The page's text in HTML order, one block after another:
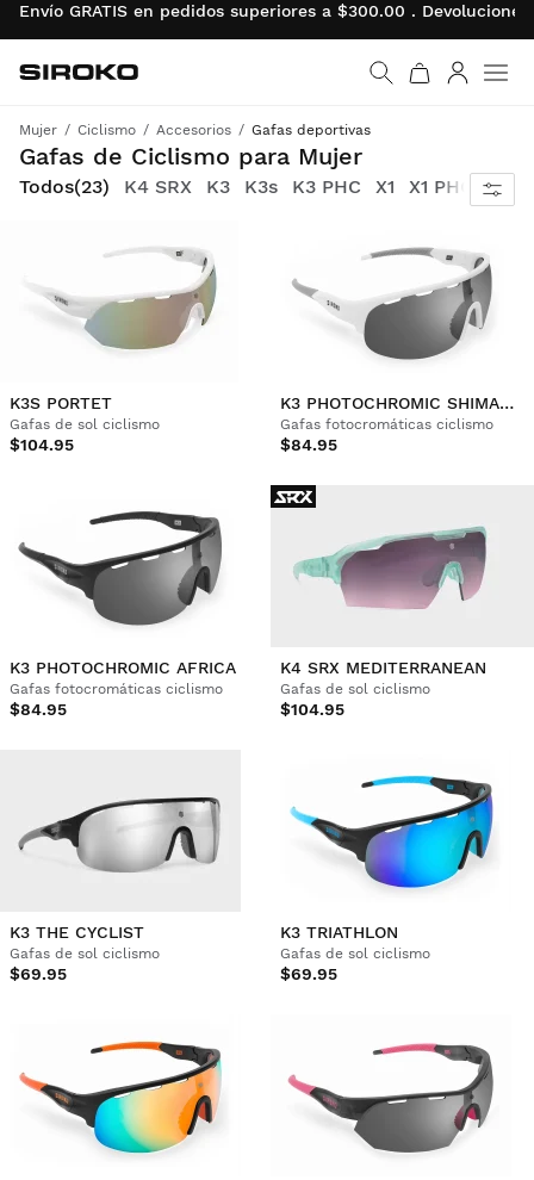
Envío GRATIS en pedidos superiores a $300.00 .
Ir a la página de inicio
Siroko.com
Mujer Ciclismo Accesorios Gafas deportivas
Gafas de Ciclismo para Mujer
Pedalea y protege tus ojos con comodidad y diseño atractivo con estas gafas de ciclismo técnicas para mujer
Todos(23) K4 SRX K3 K3s K3 PHC X1 X1 PHC
K3S PORTET
Gafas de sol ciclismo
$104.95
K3 PHOTOCHROMIC SHIMANAMI KAIDO
Gafas fotocromáticas ciclismo
$84.95
K3 PHOTOCHROMIC AFRICA
Gafas fotocromáticas ciclismo
$84.95
K4 SRX MEDITERRANEAN
Gafas de sol ciclismo
$104.95
K3 THE CYCLIST
Gafas de sol ciclismo
$69.95
K3 TRIATHLON
Gafas de sol ciclismo
$69.95